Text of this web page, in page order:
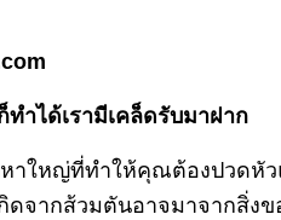
ำได้เรามีเคล็ดรับมาฝาก
ใหญ่ที่ทำให้คุณต้องปวดหัว
ดจากส้วมตันอาจมาจากสิ่ง